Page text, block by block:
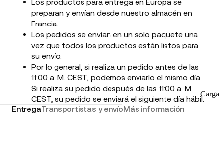
Los productos para entrega en Europa se
preparan y envían desde nuestro almacén en
Francia.
Los pedidos se envían en un solo paquete una
vez que todos los productos están listos para
su envío.
Por lo general, si realiza un pedido antes de las
11:00 a. M. CEST, podemos enviarlo el mismo día.
Si realiza su pedido después de las 11:00 a. M.
CEST, su pedido se enviará el siguiente día hábil.
EntregaTransportistas y envíoMás información